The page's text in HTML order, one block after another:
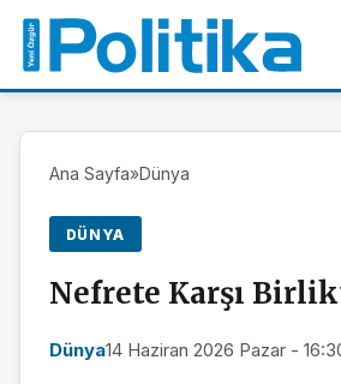
Ana Sayfa»Dünya
DÜNYA
Nefrete Karşı
Dünya14 Haziran 2026 Pazar -